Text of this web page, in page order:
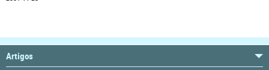
Artigos